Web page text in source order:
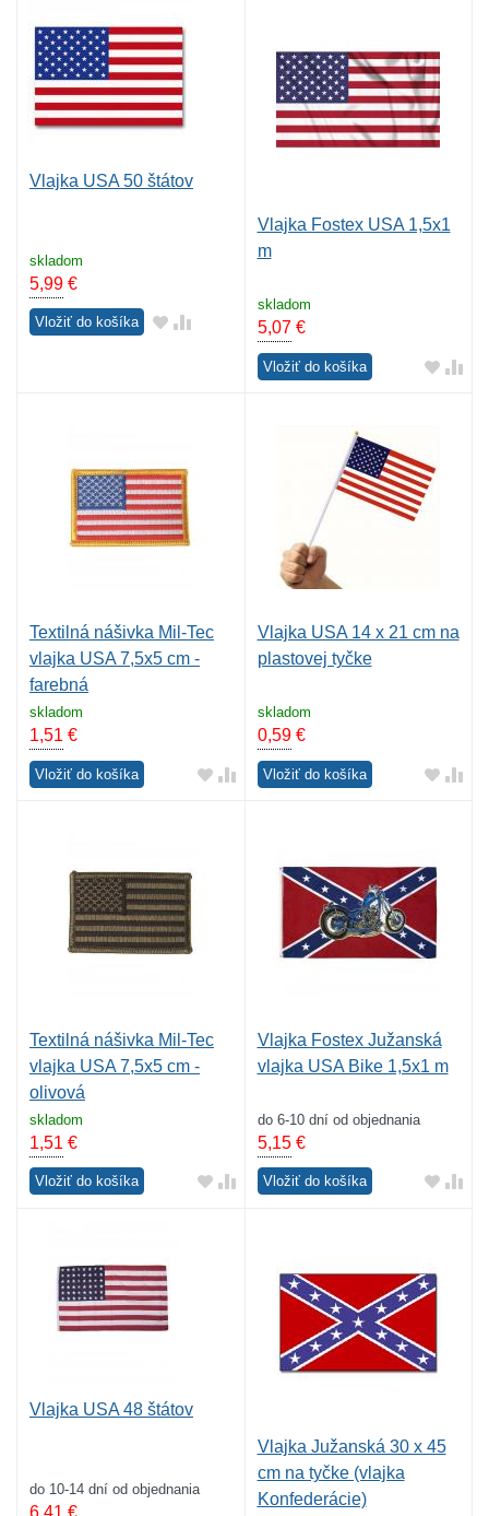
Vlajka USA 50 štátov
skladom
5,99 €
Vložiť do košíka
Vlajka Fostex USA 1,5x1
m
skladom
5,07€
Vložiť do košíka
Textilná nášivka Mil-Tec
vlajka USA 7,5x5 cm -
farebná
skladom
1,51 €
Vložiť do košíka
Vlajka USA 14 x 21 cm na
plastovej tyčke
skladom
0,59€
Vložiť do košíka
Textilná nášivka Mil-Tec
vlajka USA 7,5x5 cm -
olivová
skladom
1,51 €
Vložiť do košíka
Vlajka Fostex Južanská
vlajka USA Bike 1,5x1 m
do 6-10 dní od objednania
5,15€
Vložiť do košíka
Vlajka USA 48 štátov
do 10-14 dní od objednania
6,41 €
Vlajka Južanská 30 x 45
cm na tyčke (vlajka
Konfederácie)